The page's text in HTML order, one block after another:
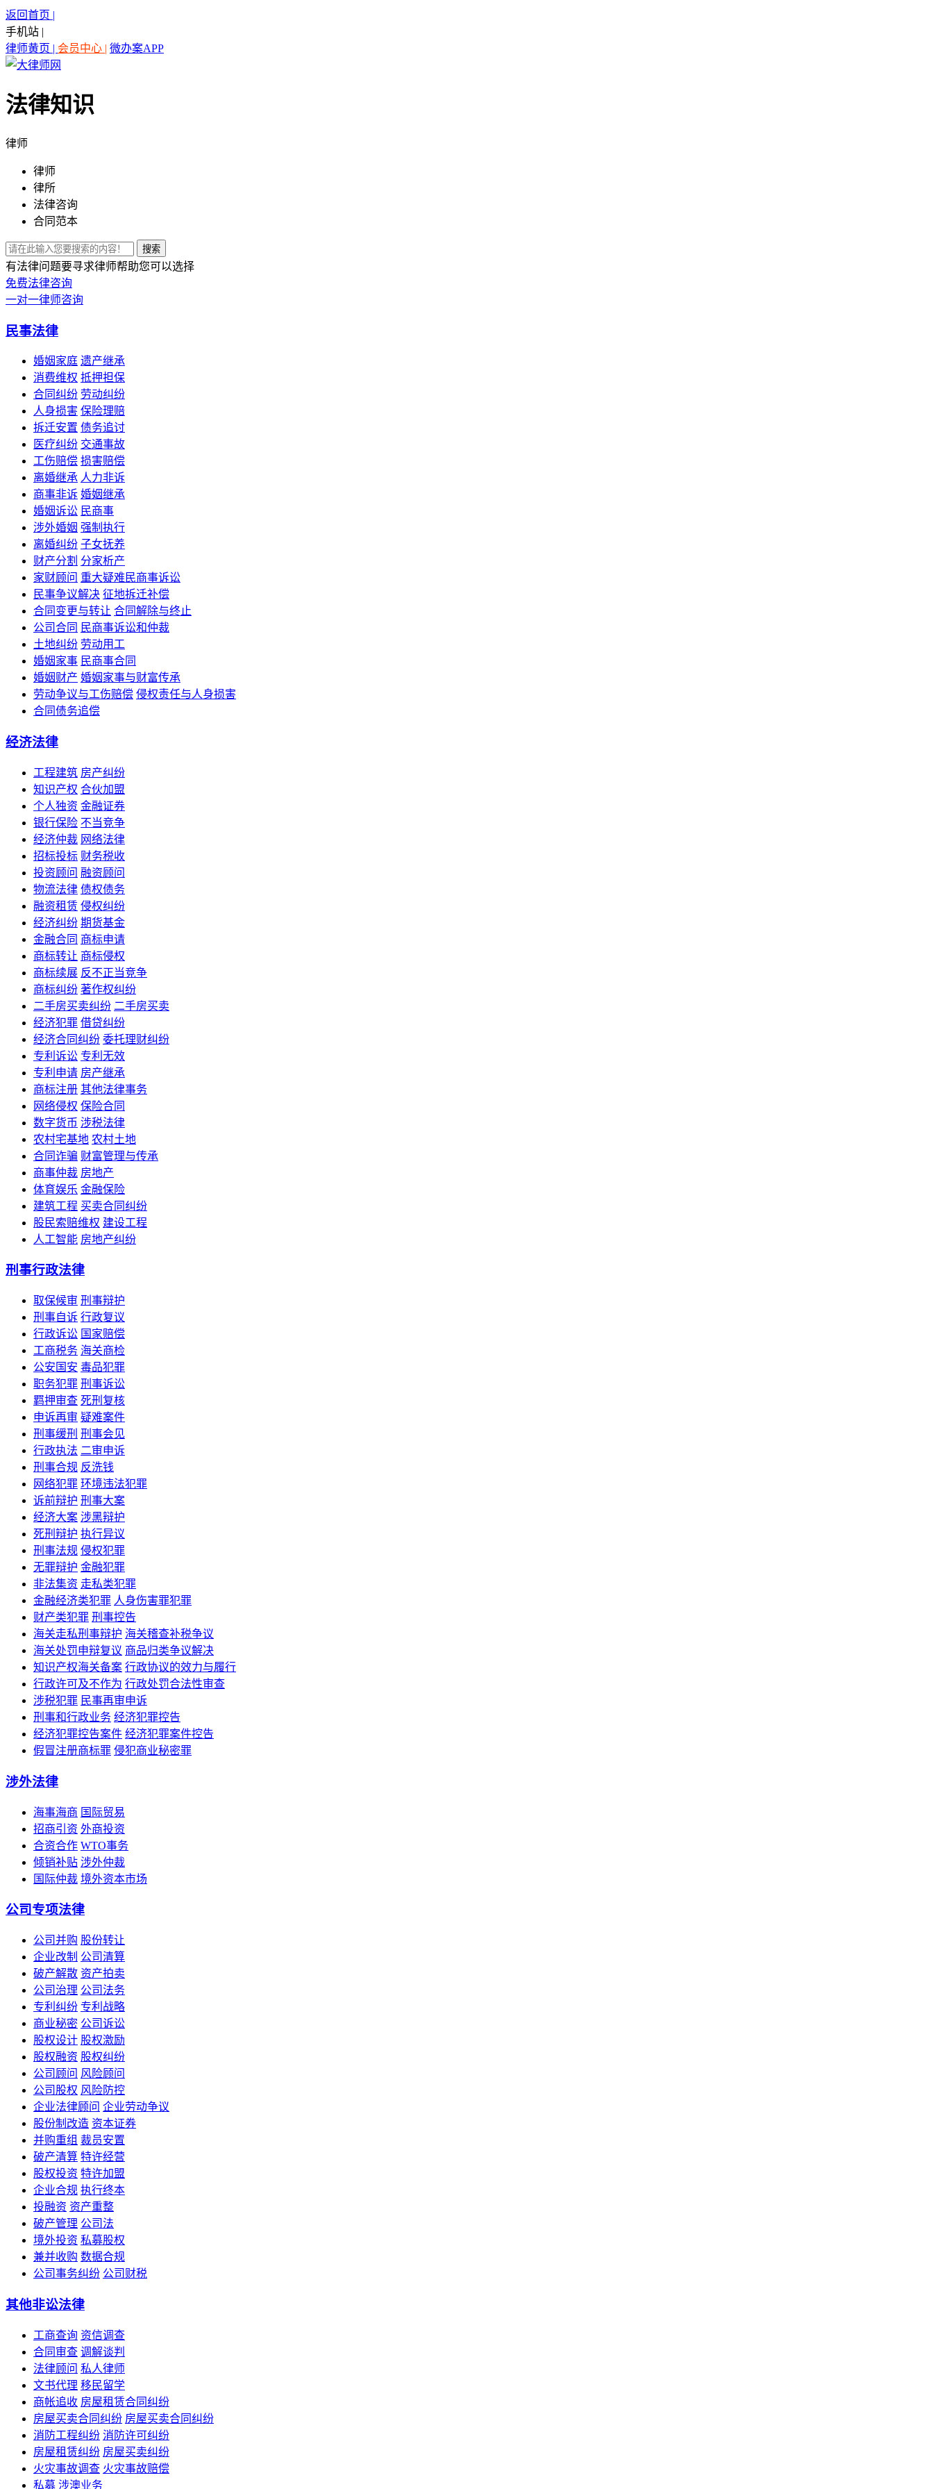
返回首页 |
手机站 |
律师黄页 | 会员中心 | 微办案APP
法律知识
律师
律师
律所
法律咨询
合同范本
有法律问题要寻求律师帮助您可以选择
免费法律咨询
一对一律师咨询
民事法律
婚姻家庭 遗产继承
消费维权 抵押担保
合同纠纷 劳动纠纷
人身损害 保险理赔
拆迁安置 债务追讨
医疗纠纷 交通事故
工伤赔偿 损害赔偿
离婚继承 人力非诉
商事非诉 婚姻继承
婚姻诉讼 民商事
涉外婚姻 强制执行
离婚纠纷 子女抚养
财产分割 分家析产
家财顾问 重大疑难民商事诉讼
民事争议解决 征地拆迁补偿
合同变更与转让 合同解除与终止
公司合同 民商事诉讼和仲裁
土地纠纷 劳动用工
婚姻家事 民商事合同
婚姻财产 婚姻家事与财富传承
劳动争议与工伤赔偿 侵权责任与人身损害
合同债务追偿
经济法律
工程建筑 房产纠纷
知识产权 合伙加盟
个人独资 金融证券
银行保险 不当竞争
经济仲裁 网络法律
招标投标 财务税收
投资顾问 融资顾问
物流法律 债权债务
融资租赁 侵权纠纷
经济纠纷 期货基金
金融合同 商标申请
商标转让 商标侵权
商标续展 反不正当竞争
商标纠纷 著作权纠纷
二手房买卖纠纷 二手房买卖
经济犯罪 借贷纠纷
经济合同纠纷 委托理财纠纷
专利诉讼 专利无效
专利申请 房产继承
商标注册 其他法律事务
网络侵权 保险合同
数字货币 涉税法律
农村宅基地 农村土地
合同诈骗 财富管理与传承
商事仲裁 房地产
体育娱乐 金融保险
建筑工程 买卖合同纠纷
股民索赔维权 建设工程
人工智能 房地产纠纷
刑事行政法律
取保候审 刑事辩护
刑事自诉 行政复议
行政诉讼 国家赔偿
工商税务 海关商检
公安国安 毒品犯罪
职务犯罪 刑事诉讼
羁押审查 死刑复核
申诉再审 疑难案件
刑事缓刑 刑事会见
行政执法 二审申诉
刑事合规 反洗钱
网络犯罪 环境违法犯罪
诉前辩护 刑事大案
经济大案 涉黑辩护
死刑辩护 执行异议
刑事法规 侵权犯罪
无罪辩护 金融犯罪
非法集资 走私类犯罪
金融经济类犯罪 人身伤害罪犯罪
财产类犯罪 刑事控告
海关走私刑事辩护 海关稽查补税争议
海关处罚申辩复议 商品归类争议解决
知识产权海关备案 行政协议的效力与履行
行政许可及不作为 行政处罚合法性审查
涉税犯罪 民事再审申诉
刑事和行政业务 经济犯罪控告
经济犯罪控告案件 经济犯罪案件控告
假冒注册商标罪 侵犯商业秘密罪
涉外法律
海事海商 国际贸易
招商引资 外商投资
合资合作 WTO事务
倾销补贴 涉外仲裁
国际仲裁 境外资本市场
公司专项法律
公司并购 股份转让
企业改制 公司清算
破产解散 资产拍卖
公司治理 公司法务
专利纠纷 专利战略
商业秘密 公司诉讼
股权设计 股权激励
股权融资 股权纠纷
公司顾问 风险顾问
公司股权 风险防控
企业法律顾问 企业劳动争议
股份制改造 资本证券
并购重组 裁员安置
破产清算 特许经营
股权投资 特许加盟
企业合规 执行终本
投融资 资产重整
破产管理 公司法
境外投资 私募股权
兼并收购 数据合规
公司事务纠纷 公司财税
其他非讼法律
工商查询 资信调查
合同审查 调解谈判
法律顾问 私人律师
文书代理 移民留学
商帐追收 房屋租赁合同纠纷
房屋买卖合同纠纷 房屋买卖合同纠纷
消防工程纠纷 消防许可纠纷
房屋租赁纠纷 房屋买卖纠纷
火灾事故调查 火灾事故赔偿
私募 涉澳业务